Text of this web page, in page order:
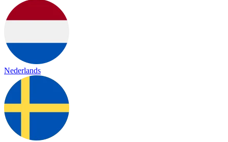
Nederlands